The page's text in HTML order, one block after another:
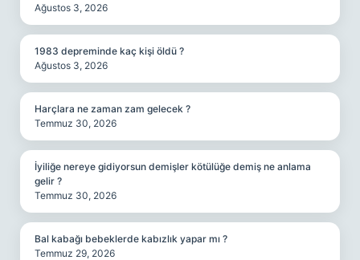
Ağustos 3, 2026
1983 depreminde kaç kişi öldü ?
Ağustos 3, 2026
Harçlara ne zaman zam gelecek ?
Temmuz 30, 2026
İyiliğe nereye gidiyorsun demişler kötülüğe demiş ne anlama
gelir ?
Temmuz 30, 2026
Bal kabağı bebeklerde kabızlık yapar mı ?
Temmuz 29, 2026